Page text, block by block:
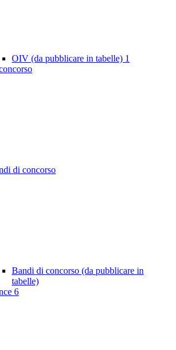
OIV (da pubblicare in tabelle) 1
di concorso
Bandi di concorso (da pubblicare in
tabelle)
6